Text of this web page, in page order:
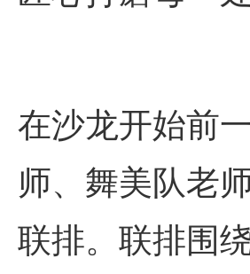
在沙龙开始前
师、舞美队老
联排。联排围